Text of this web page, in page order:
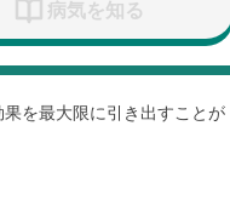
病気を知る
を最大限に引き出すことが